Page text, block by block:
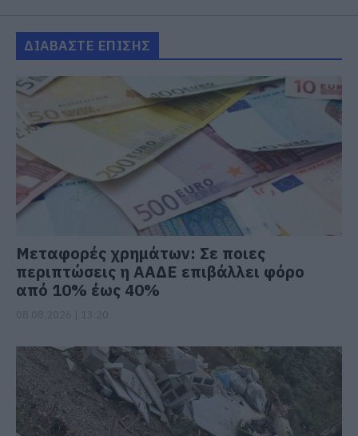
ΔΙΑΒΑΣΤΕ ΕΠΙΣΗΣ
Μεταφορές χρημάτων: Σε ποιες
περιπτώσεις η ΑΑΔΕ επιβάλλει φόρο
από 10% έως 40%